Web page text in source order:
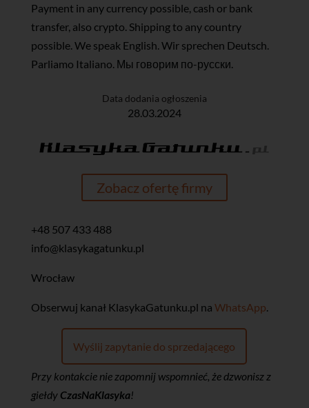
Payment in any currency possible, cash or bank
transfer, also crypto. Shipping to any country
possible. We speak English. Wir sprechen Deutsch.
Parliamo Italiano. Мы говорим по-русски.
Data dodania ogłoszenia
28.03.2024
Zobacz ofertę firmy
+48 507 433 488
info@klasykagatunku.pl
Wrocław
‎Obserwuj kanał KlasykaGatunku.pl na WhatsApp
Wyślij zapytanie do sprzedającego
Przy kontakcie nie zapomnij wspomnieć, że dzwonisz z
giełdy CzasNaKlasyka!